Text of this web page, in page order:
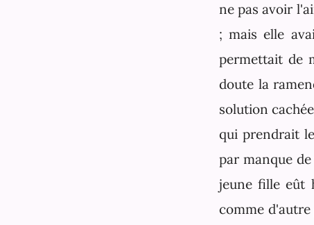
ne pas avoir
; mais elle
permettait de
doute la
solution
qui prendrait
par manque
jeune fille eût
comme